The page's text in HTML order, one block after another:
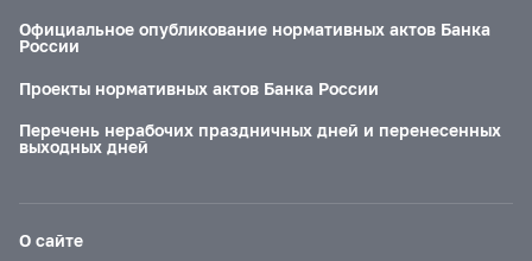
Официальное опубликование нормативных актов Банка
России
Проекты нормативных актов Банка России
Перечень нерабочих праздничных дней и перенесенных
выходных дней
О сайте